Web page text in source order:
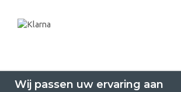
Wij passen uw ervaring aan